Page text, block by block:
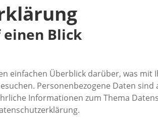
einen Blick
einfachen Überblick darüber, was mit
Personenbezogene Daten
Informationen zum Thema